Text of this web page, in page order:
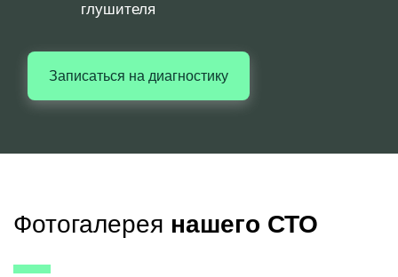
глушителя
Записаться на диагностику
Фотогалерея нашего СТО